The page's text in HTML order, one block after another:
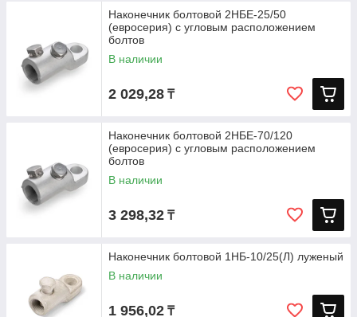
Наконечник болтовой 2НБЕ-25/50
(евросерия) с угловым расположением
болтов
В наличии
2 029,28 ₸
Наконечник болтовой 2НБЕ-70/120
(евросерия) с угловым расположением
болтов
В наличии
3 298,32 ₸
Наконечник болтовой 1НБ-10/25(Л) луженый
В наличии
1 956,02 ₸